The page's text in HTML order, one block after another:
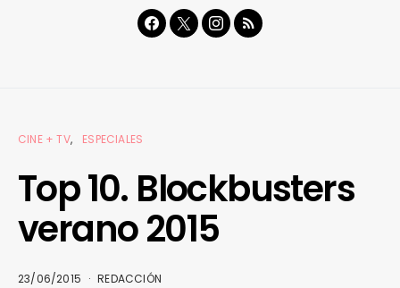
CINE + TV ESPECIALES
Top 10. Blockbusters
verano 2015
23/06/2015 REDACCIÓN